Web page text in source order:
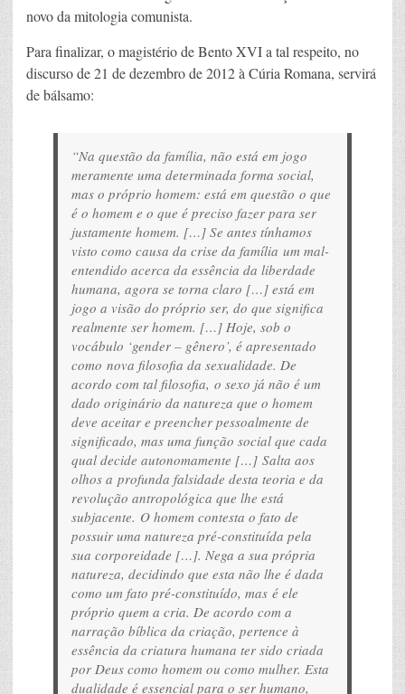
novo da mitologia comunista.
Para finalizar, o magistério de Bento XVI a tal respeito, no
discurso de 21 de dezembro de 2012 à Cúria Romana, servirá
de bálsamo:
“Na questão da família, não está em jogo
meramente uma determinada forma social,
mas o próprio homem: está em questão o que
é o homem e o que é preciso fazer para ser
justamente homem. […] Se antes tínhamos
visto como causa da crise da família um mal-
entendido acerca da essência da liberdade
humana, agora se torna claro […] está em
jogo a visão do próprio ser, do que significa
realmente ser homem. […] Hoje, sob o
vocábulo ‘gender – gênero’, é apresentado
como nova filosofia da sexualidade. De
acordo com tal filosofia, o sexo já não é um
dado originário da natureza que o homem
deve aceitar e preencher pessoalmente de
significado, mas uma função social que cada
qual decide autonomamente […] Salta aos
olhos a profunda falsidade desta teoria e da
revolução antropológica que lhe está
subjacente. O homem contesta o fato de
possuir uma natureza pré-constituída pela
sua corporeidade […]. Nega a sua própria
natureza, decidindo que esta não lhe é dada
como um fato pré-constituído, mas é ele
próprio quem a cria. De acordo com a
narração bíblica da criação, pertence à
essência da criatura humana ter sido criada
por Deus como homem ou como mulher. Esta
dualidade é essencial para o ser humano,